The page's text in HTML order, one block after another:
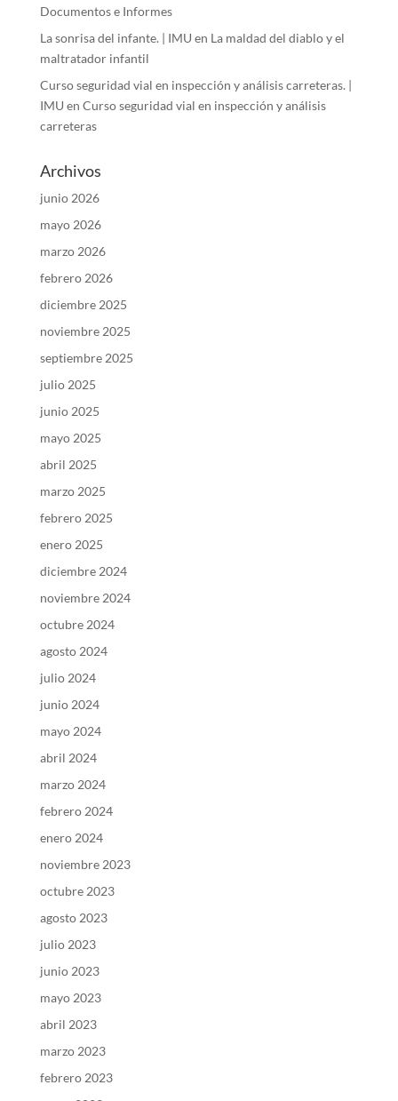
Documentos e Informes
La sonrisa del infante. | IMU en La maldad del diablo y el
maltratador infantil
Curso seguridad vial en inspección y análisis carreteras. |
IMU en Curso seguridad vial en inspección y análisis
carreteras
Archivos
junio 2026
mayo 2026
marzo 2026
febrero 2026
diciembre 2025
noviembre 2025
septiembre 2025
julio 2025
junio 2025
mayo 2025
abril 2025
marzo 2025
febrero 2025
enero 2025
diciembre 2024
noviembre 2024
octubre 2024
agosto 2024
julio 2024
junio 2024
mayo 2024
abril 2024
marzo 2024
febrero 2024
enero 2024
noviembre 2023
octubre 2023
agosto 2023
julio 2023
junio 2023
mayo 2023
abril 2023
marzo 2023
febrero 2023